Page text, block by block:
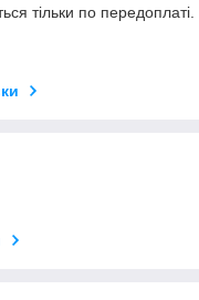
тільки по передоплаті.